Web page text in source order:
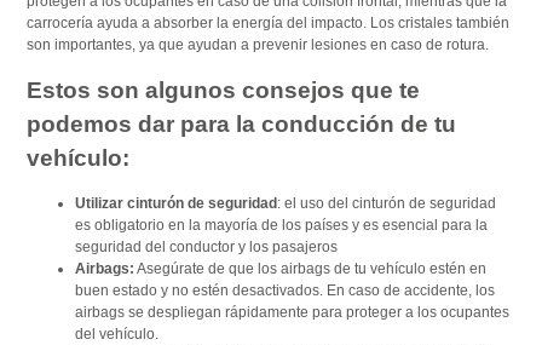
carrocería ayuda a absorber la energía del impacto. Los cristales también
son importantes, ya que ayudan a prevenir lesiones en caso de rotura.
Estos son algunos consejos que te
podemos dar para la conducción de tu
vehículo:
Utilizar cinturón de seguridad : el uso del cinturón de seguridad
es obligatorio en la mayoría de los países y es esencial para la
seguridad del conductor y los pasajeros
Airbags: Asegúrate de que los airbags de tu vehículo estén en
buen estado y no estén desactivados. En caso de accidente, los
airbags se despliegan rápidamente para proteger a los ocupantes
del vehículo.